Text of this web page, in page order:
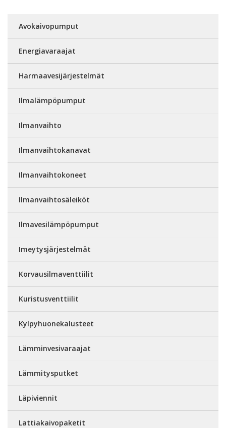
Avokaivopumput
Energiavaraajat
Harmaavesijärjestelmät
Ilmalämpöpumput
Ilmanvaihto
Ilmanvaihtokanavat
Ilmanvaihtokoneet
Ilmanvaihtosäleiköt
Ilmavesilämpöpumput
Imeytysjärjestelmät
Korvausilmaventtiilit
Kuristusventtiilit
Kylpyhuonekalusteet
Lämminvesivaraajat
Lämmitysputket
Läpiviennit
Lattiakaivopaketit